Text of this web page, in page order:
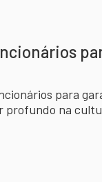
para
profundo na